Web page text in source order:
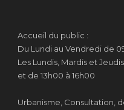
Accueil du public :
Du Lundi au Vendredi de
Les Lundis, Mardis et
et de 13h00 à 16h00
Urbanisme, Consultation,